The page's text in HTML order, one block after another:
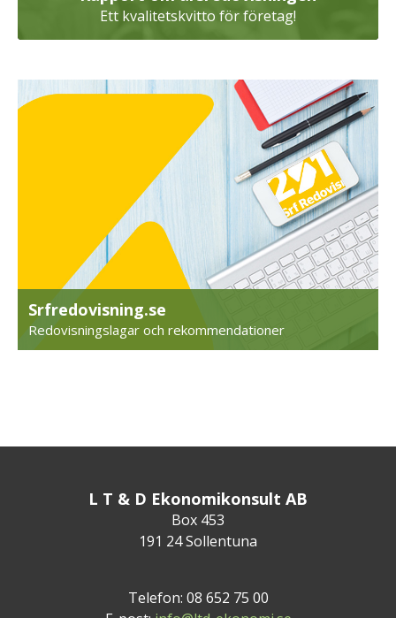
Ett kvalitetskvitto för företag!
Srfredovisning.se
Redovisningslagar och rekommendationer
L T & D Ekonomikonsult AB
Box 453
191 24 Sollentuna
Telefon: 08 652 75 00